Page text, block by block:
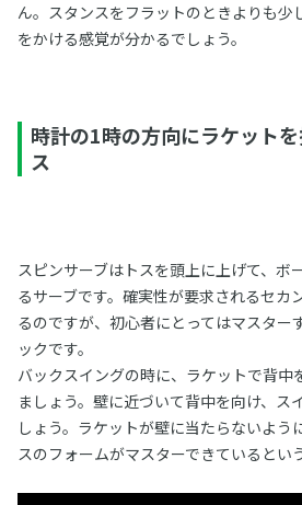
ん。スタンスをフラットのときよりも少
をかける感覚が分かるでしょう。
時計の1時の方向にラケット
ス
スピンサーブはトスを頭上に上げて、ボ
るサーブです。確実性が要求されるセカ
るのですが、初心者にとってはマスター
ックです。
バックスイングの時に、ラケットで背中
ましょう。壁に近づいて背中を向け、ス
しょう。ラケットが壁に当たらないよう
スのフォームがマスターできているとい